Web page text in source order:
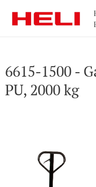
6615-1500 -
PU, 2000 kg